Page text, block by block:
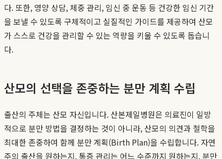
다. 또한, 영양 상담, 체중 관리, 임신 중 운동 등 건강한 임신 기간
을 보낼 수 있도록 구체적이고 실질적인 가이드를 제공하여 산모
가 스스로 건강을 관리할 수 있는 역량을 키울 수 있도록 돕습니
다.
산모의 선택을 존중하는 분만 계획 수립
출산의 주체는 산모 자신입니다. 산본제일병원은 의료진이 일방
적으로 분만 방법을 결정하는 것이 아니라, 산모의 의견과 철학을
최대한 존중하여 함께 분만 계획(Birth Plan)을 수립합니다. 자연
주의 출산을 원하는지, 통증 관리는 어느 수준까지 원하는지, 분만